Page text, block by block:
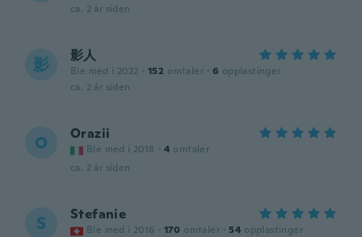
ca. 2 år siden
影 影人
Ble med i 2022 · 152 omtaler · 6 opplastinger
ca. 2 år siden
O Orazii
Ble med i 2018 · 4 omtaler
ca. 2 år siden
S Stefanie
Ble med i 2016 · 170 omtaler · 54 opplastinger